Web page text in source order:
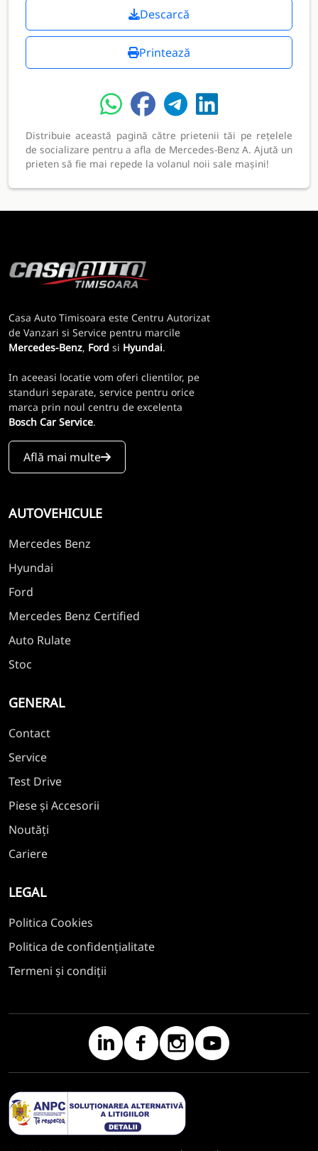
Descarcă
Printează
Distribuie această pagină către prietenii tăi pe rețelele
de socializare pentru a afla de Mercedes-Benz A. Ajută un
prieten să fie mai repede la volanul noii sale mașini!
Casa Auto Timisoara este Centru Autorizat
de Vanzari si Service pentru marcile
Mercedes-Benz, Ford si Hyundai.
In aceeasi locatie vom oferi clientilor, pe
standuri separate, service pentru orice
marca prin noul centru de excelenta
Bosch Car Service.
Află mai multe
AUTOVEHICULE
Mercedes Benz
Hyundai
Ford
Mercedes Benz Certified
Auto Rulate
Stoc
GENERAL
Contact
Service
Test Drive
Piese și Accesorii
Noutăți
Cariere
LEGAL
Politica Cookies
Politica de confidențialitate
Termeni și condiții